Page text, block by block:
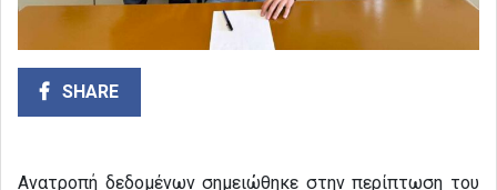
SHARE
Ανατροπή δεδομένων σημειώθηκε στην περίπτωση του